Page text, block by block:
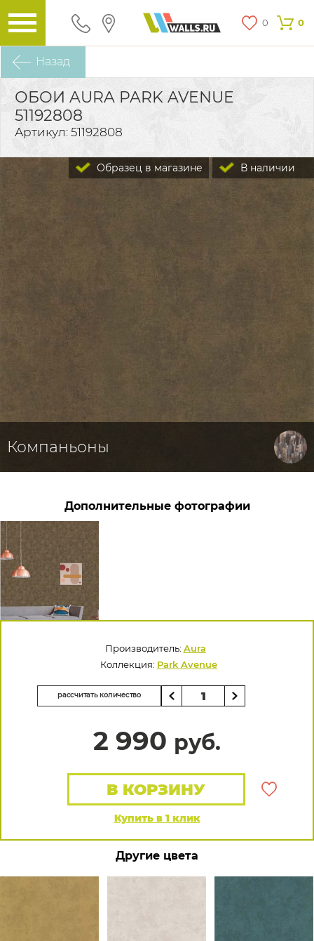
0 0
Назад
ОБОИ AURA PARK AVENUE
51192808
Артикул: 51192808
В наличии
Образец в магазине
Компаньоны
Дополнительные фотографии
Производитель: Aura
Коллекция: Park Avenue
рассчитать количество
2 990 руб.
Купить в 1 клик
В КОРЗИНУ
Другие цвета